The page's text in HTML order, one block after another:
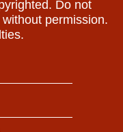
Do not
permission.